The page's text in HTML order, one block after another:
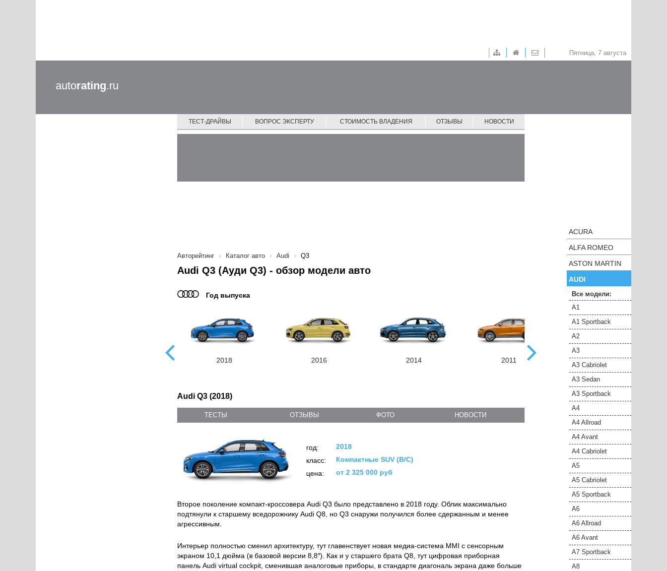
Пятница, 7 августа
autorating.ru
ТЕСТ-ДРАЙВЫ ВОПРОС ЭКСПЕРТУ СТОИМОСТЬ ВЛАДЕНИЯ ОТЗЫВЫ НОВОСТИ
Авторейтинг Каталог авто Audi Q3
Audi Q3 (Ауди Q3) - обзор модели авто
Год выпуска
2018 2016 2014 2011 2018
Audi Q3 (2018)
ТЕСТЫ ОТЗЫВЫ ФОТО НОВОСТИ
год:
2018
класс:
Компактные SUV (B/C)
цена:
от 2 325 000 руб
Второе поколение компакт-кроссовера Audi Q3 было представлено в 2018 году. Облик максимально
подтянули к старшему вседорожнику Audi Q8, но Q3 снаружи получился более сдержанным и менее
агрессивным.
Интерьер полностью сменил архитектуру, тут главенствует новая медиа-система MMI с сенсорным
экраном 10,1 дюйма (в базовой версии 8,8″). Как и у старшего брата Q8, тут цифровая приборная
панель Audi virtual cockpit, сменившая аналоговые приборы, в стандарте диагональ экрана даже больше
ACURA
ALFA ROMEO
ASTON MARTIN
AUDI
Все модели:
A1
A1 Sportback
A2
A3
A3 Cabriolet
A3 Sedan
A3 Sportback
A4
A4 Allroad
A4 Avant
A4 Cabriolet
A5
A5 Cabriolet
A5 Sportback
A6
A6 Allroad
A6 Avant
A7 Sportback
A8